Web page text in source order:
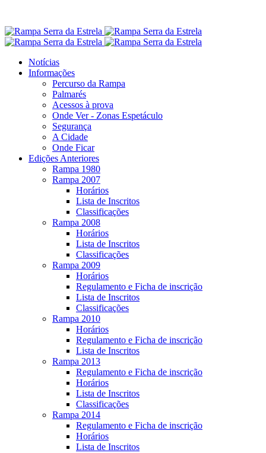
Notícias
Informações
Percurso da Rampa
Palmarés
Acessos à prova
Onde Ver - Zonas Espetáculo
Segurança
A Cidade
Onde Ficar
Edições Anteriores
Rampa 1980
Rampa 2007
Horários
Lista de Inscritos
Classificações
Rampa 2008
Horários
Lista de Inscritos
Classificações
Rampa 2009
Horários
Regulamento e Ficha de inscrição
Lista de Inscritos
Classificações
Rampa 2010
Horários
Regulamento e Ficha de inscrição
Lista de Inscritos
Rampa 2013
Regulamento e Ficha de inscrição
Horários
Lista de Inscritos
Classificações
Rampa 2014
Regulamento e Ficha de inscrição
Horários
Lista de Inscritos